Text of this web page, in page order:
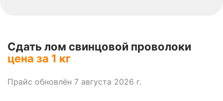
Сдать лом свинцовой проволоки
цена за 1 кг
Прайс обновлён 7 августа 2026 г.